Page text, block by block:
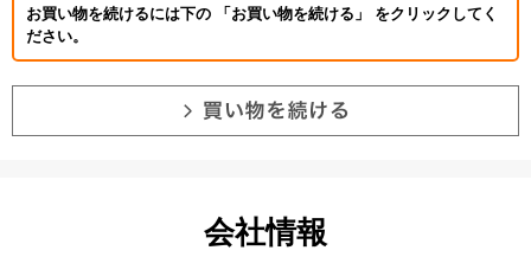
お買い物を続けるには下の 「お買い物を続ける」 をクリックしてく
ださい。
会社情報